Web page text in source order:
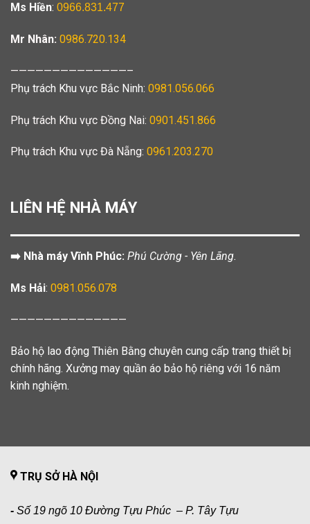
Ms Hiền: 0966.831.477
Mr Nhân: 0986.720.134
——————————————–
Phụ trách Khu vực Bắc Ninh: 0981.056.066
Phụ trách Khu vực Đồng Nai: 0901.451.866
Phụ trách Khu vực Đà Nẵng: 0961.203.270
LIÊN HỆ NHÀ MÁY
➡️ Nhà máy Vĩnh Phúc: Phú Cường - Yên Lãng.
Ms Hải: 0981.056.078
——————————————
Bảo hộ lao động Thiên Bằng chuyên cung cấp trang thiết bị
chính hãng. Xưởng may quần áo bảo hộ riêng với 16 năm
kinh nghiệm.
TRỤ SỞ HÀ NỘI
- Số 19 ngõ 10 Đường Tựu Phúc – P. Tây Tựu